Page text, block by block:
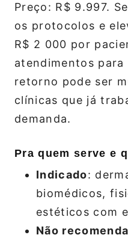
Preço: R$ 9.997.
os protocolos e
R$ 2 000 por
atendimentos
retorno pode ser
clínicas que já
demanda.
Pra quem serve e
Indicado:
biomédicos,
estéticos com
Não